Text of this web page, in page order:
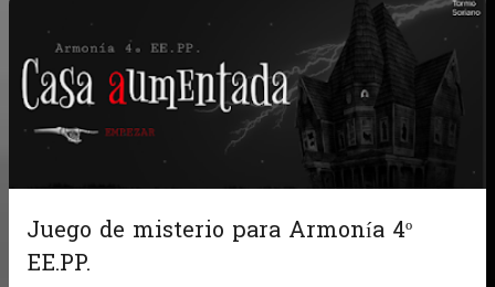
Juego de misterio para Armonía 4º
EE.PP.